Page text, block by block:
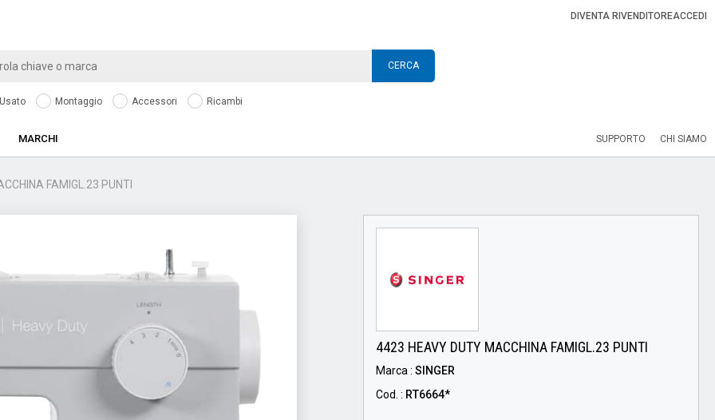
DIVENTA RIVENDITOREACCEDI
CERCA
Montaggio Accessori Ricambi
MARCHI SUPPORTO CHI SIAMO
FAMIGL.23 PUNTI
4423 HEAVY DUTY MACCHINA FAMIGL.23 PUNTI
Marca : SINGER
Cod. : RT6664*